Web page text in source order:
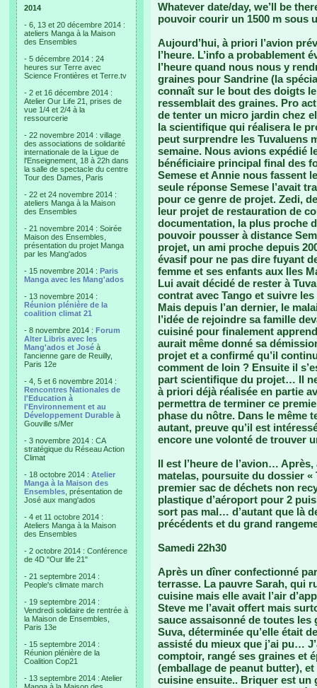
2014
- 6, 13 et 20 décembre 2014 :
ateliers Manga à la Maison
des Ensembles
- 5 décembre 2014 : 24
heures sur Terre avec
Science Frontières et Terre.tv
- 2 et 16 décembre 2014 :
Atelier Our Life 21, prises de
vue 1/4 et 2/4 à la
ressourcerie
- 22 novembre 2014 : village
des associations de solidarité
internationale de la Ligue de
l'Enseignement, 18 à 22h dans
la salle de spectacle du centre
Tour des Dames, Paris
- 22 et 24 novembre 2014 :
ateliers Manga à la Maison
des Ensembles
- 21 novembre 2014 : Soirée
Maison des Ensembles,
présentation du projet Manga
par les Mang'ados
- 15 novembre 2014 : Paris
Manga avec les Mang'ados
- 13 novembre 2014 :
Réunion plénière de la
coalition climat 21
- 8 novembre 2014 : Forum
Alter Libris avec les
Mang'ados et José à
l'ancienne gare de Reuilly,
Paris 12e
- 4, 5 et 6 novembre 2014 :
Rencontres Nationales de
l'Education à
l'Environnement et au
Développement Durable à
Gouville s/Mer
- 3 novembre 2014 : CA
stratégique du Réseau Action
Climat
- 18 octobre 2014 : Atelier
Manga à la Maison des
Ensembles , présentation de
José aux mang'ados
- 4 et 11 octobre 2014 :
Ateliers Manga à la Maison
des Ensembles
- 2 octobre 2014 : Conférence
de 4D "Our life 21"
- 21 septembre 2014 :
People's climate march
- 19 septembre 2014 :
Vendredi solidaire de rentrée à
la Maison de Ensembles,
Paris 13e
- 15 septembre 2014 :
Réunion plénière de la
Coalition Cop21
- 13 septembre 2014 : Atelier
Whatever date/day, we’ll be
pouvoir courir un 1500 m sous
Aujourd’hui, à priori l’avion
l’heure. L’info a probablement
l’heure quand nous nous y
graines pour Sandrine (la
connaît sur le bout des doigts
ressemblait des graines. Pro
de tenter un micro jardin chez
la scientifique qui réalisera le
peut surprendre les Tuvaluens
semaine. Nous avions expédié
bénéficiaire principal final des
Semese et Annie nous fassent
seule réponse Semese l’avait
pour ce genre de projet. Zedi,
leur projet de restauration de
documentation, la plus proche
pouvoir pousser à distance
projet, un ami proche depuis
évasif pour ne pas dire fuyant
femme et ses enfants aux Iles
Lui avait décidé de rester à
contrat avec Tango et suivre
Mais depuis l’an dernier, le
l’idée de rejoindre sa famille
cuisiné pour finalement
aurait même donné sa
projet et a confirmé qu’il
comment de loin ? Ensuite il
part scientifique du projet… Il
à priori déjà réalisée en partie
permettra de terminer ce
phase du nôtre. Dans le même
autant, preuve qu’il est
encore une volonté de trouver
Il est l’heure de l’avion…
matelas, poursuite du dossier
premier sac de déchets non
plastique d’aéroport pour 2
sort pas mal… d’autant que là
précédents et du grand
Samedi 22h30
Après un dîner confectionné
terrasse. La pauvre Sarah, qui
cuisine mais elle avait l’air
Steve me l’avait offert mais
sauce assaisonné de toutes les
Suva, déterminée qu’elle était
assisté du mieux que j’ai pu…
comptoir, rangé ses graines et
(emballage de peanut butter),
cuisine ensuite.. Briquer est un